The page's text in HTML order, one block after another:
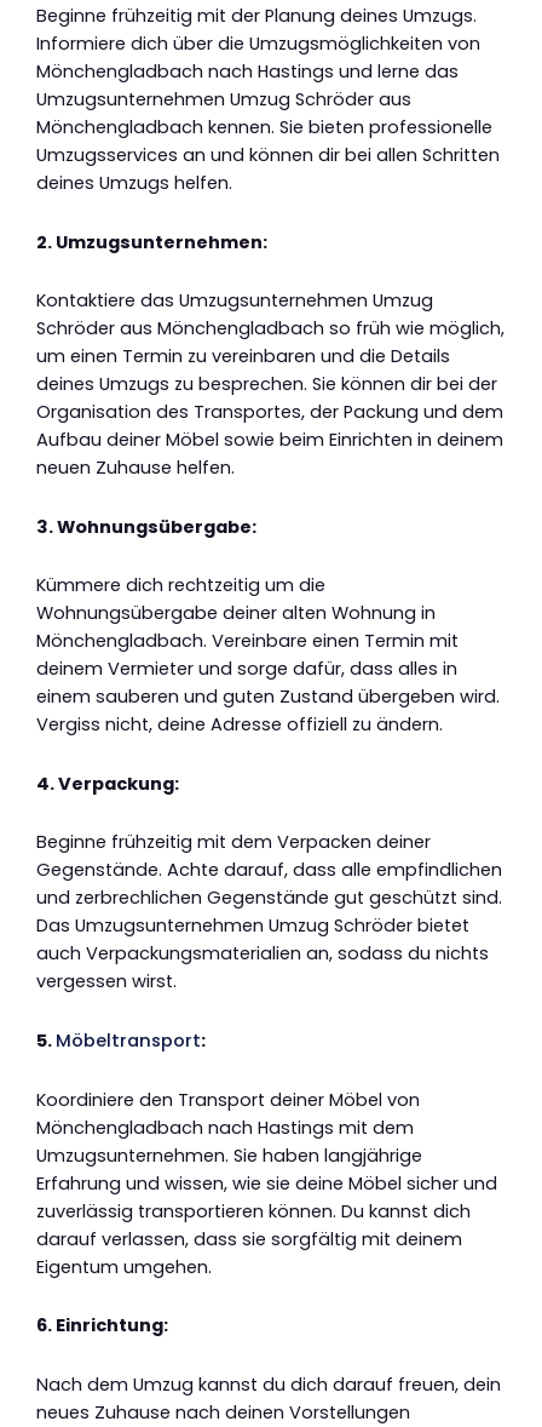
Beginne frühzeitig mit der Planung deines Umzugs.
Informiere dich über die Umzugsmöglichkeiten von
Mönchengladbach nach Hastings und lerne das
Umzugsunternehmen Umzug Schröder aus
Mönchengladbach kennen. Sie bieten professionelle
Umzugsservices an und können dir bei allen Schritten
deines Umzugs helfen.
2. Umzugsunternehmen:
Kontaktiere das Umzugsunternehmen Umzug
Schröder aus Mönchengladbach so früh wie möglich,
um einen Termin zu vereinbaren und die Details
deines Umzugs zu besprechen. Sie können dir bei der
Organisation des Transportes, der Packung und dem
Aufbau deiner Möbel sowie beim Einrichten in deinem
neuen Zuhause helfen.
3. Wohnungsübergabe:
Kümmere dich rechtzeitig um die
Wohnungsübergabe deiner alten Wohnung in
Mönchengladbach. Vereinbare einen Termin mit
deinem Vermieter und sorge dafür, dass alles in
einem sauberen und guten Zustand übergeben wird.
Vergiss nicht, deine Adresse offiziell zu ändern.
4. Verpackung:
Beginne frühzeitig mit dem Verpacken deiner
Gegenstände. Achte darauf, dass alle empfindlichen
und zerbrechlichen Gegenstände gut geschützt sind.
Das Umzugsunternehmen Umzug Schröder bietet
auch Verpackungsmaterialien an, sodass du nichts
vergessen wirst.
5. Möbeltransport:
Koordiniere den Transport deiner Möbel von
Mönchengladbach nach Hastings mit dem
Umzugsunternehmen. Sie haben langjährige
Erfahrung und wissen, wie sie deine Möbel sicher und
zuverlässig transportieren können. Du kannst dich
darauf verlassen, dass sie sorgfältig mit deinem
Eigentum umgehen.
6. Einrichtung:
Nach dem Umzug kannst du dich darauf freuen, dein
neues Zuhause nach deinen Vorstellungen